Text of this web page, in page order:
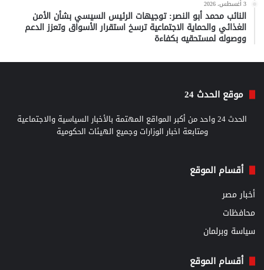
3 أغسطس، 2026
النائب محمد أبو النصر: توجيهات الرئيس السيسي بشأن الأمن
الغذائي والحماية الاجتماعية ترسخ استقرار الأسواق وتعزز الدعم
ووصوله لمستحقيه بكفاءة
موقع الحدث 24
الحدث 24 واحد من أكبر المواقع المهتمة بالأخبار السياسية والاجتماعية
ومتابعة اخبار الوزارات وجميع الهيئات الحكومية
أقسام الموقع
أخبار مصر
محافظات
سياسة وبرلمان
أقسام الموقع